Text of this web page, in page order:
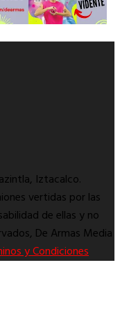
Iztacalco.
vertidas por las
de ellas y no
De Armas Media
y Condiciones